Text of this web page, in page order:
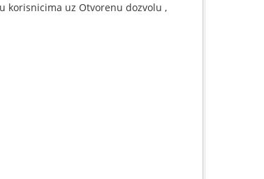
korisnicima uz Otvorenu dozvolu ,